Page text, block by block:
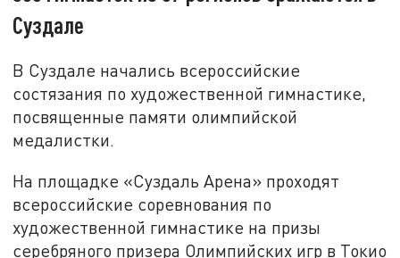
Суздале
В Суздале начались всероссийские
состязания по художественной гимнастике,
посвященные памяти олимпийской
медалистки.
На площадке «Суздаль Арена» проходят
всероссийские соревнования по
художественной гимнастике на призы
серебряного призера Олимпийских игр в Токио